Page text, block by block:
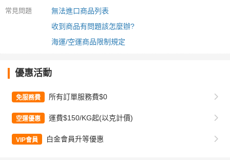
常見問題
無法進口商品列表
收到商品有問題該怎麼辦?
海運/空運商品限制規定
優惠活動
免服務費 所有訂單服務費$0
空運優惠 運費$150/KG起(以克計價)
VIP會員 白金會員升等優惠